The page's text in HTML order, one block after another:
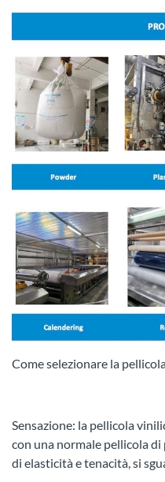
Come selezionare la
Sensazione: la pellicola
con una normale pellicola
di elasticità e tenacità, si